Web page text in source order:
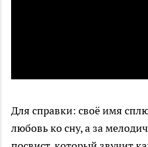
Для справки: своё имя
любовь ко сну, а за